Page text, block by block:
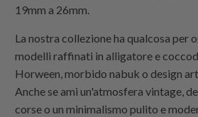
19mm a 26mm.
La nostra collezione ha qualcosa per
modelli raffinati in alligatore e
Horween, morbido nabuk o design
Anche se ami un'atmosfera vintage,
corse o un minimalismo pulito e